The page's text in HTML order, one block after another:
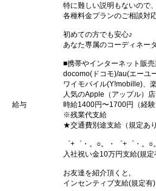
特に難しい説明もないので
各種料金プランのご相談対
初めての方でも安心♪
あなた専属のコーディネー
■携帯やインターネット販
docomo(ドコモ)/au(エーユ
ワイモバイル(Y!mobille)、
人気のApple（アップル）
給与
時給1400円〜1700円（経験
※残業代支給
★交通費別途支給（規定あり
゜+゜・。○。・゜+゜・。○
入社祝い金10万円支給(規定
お友達を紹介頂くと,
インセンティブ支給(規定有)